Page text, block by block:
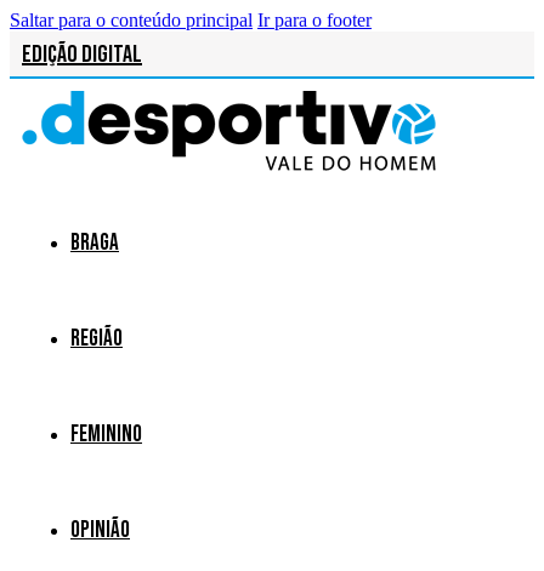
Saltar para o conteúdo principal Ir para o footer
Edição Digital
Braga
Região
Feminino
Opinião